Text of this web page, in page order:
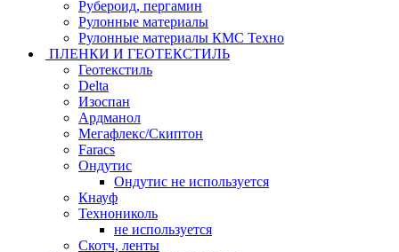
Рубероид, пергамин
Рулонные материалы
Рулонные материалы КМС Техно
ПЛЕНКИ И ГЕОТЕКСТИЛЬ
Геотекстиль
Delta
Изоспан
Ардманол
Мегафлекс/Скиптон
Faracs
Ондутис
Ондутис не используется
Кнауф
Технониколь
не используется
Скотч, ленты